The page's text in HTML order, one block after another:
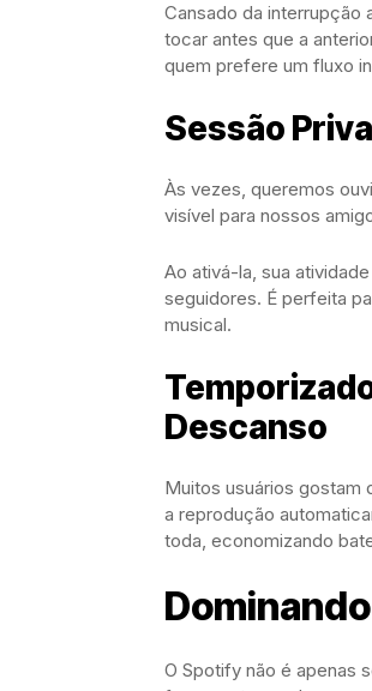
Cansado da interrupção
tocar antes que a
quem prefere um fluxo
Sessão
Às vezes, queremos
visível para nossos
Ao ativá-la, sua
seguidores. É perfeita
musical.
Descanso
Muitos usuários gostam
a reprodução
toda, economizando
O Spotify não é apenas